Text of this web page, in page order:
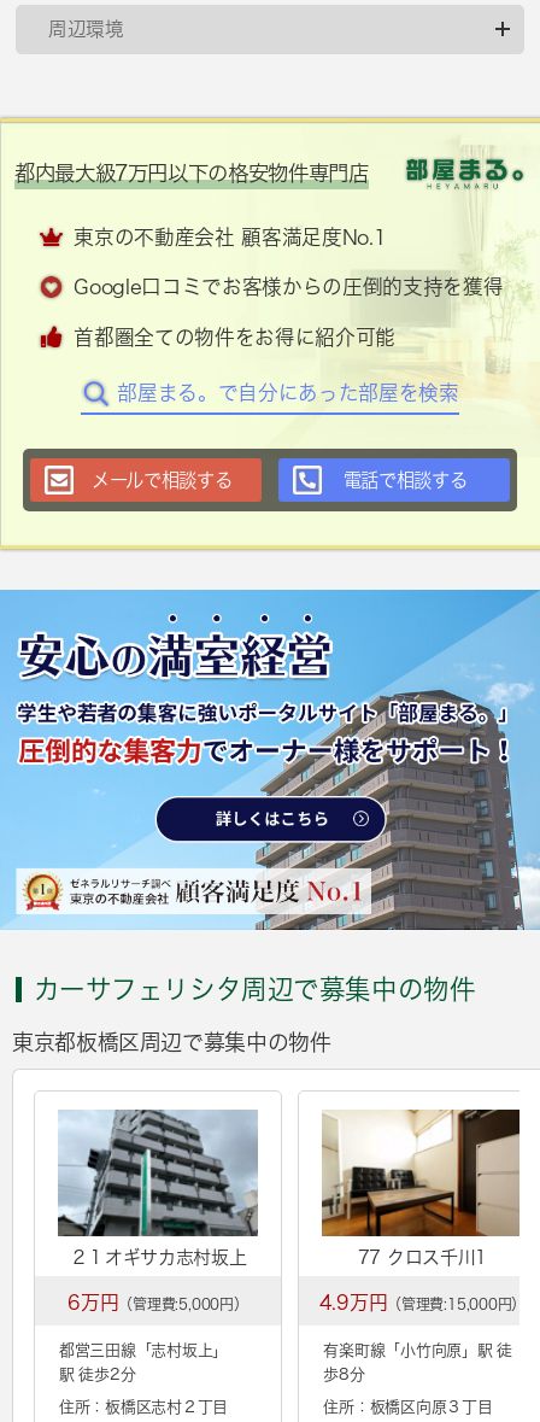
周辺環境
都内最大級7万円以下の格安物件専門店
東京の不動産会社 顧客満足度No.1
Google口コミでお客様からの圧倒的支持を獲得
首都圏全ての物件をお得に紹介可能
部屋まる。で自分にあった部屋を検索
メールで相談する 電話で相談する
カーサフェリシタ周辺で募集中の物件
東京都板橋区周辺で募集中の物件
２１オギサカ志村坂上
6万円 （管理費:5,000円）
都営三田線「 志村坂上 」
駅 徒歩2分
住所：板橋区志村２丁目
77 クロス千川1
4.9万円 （管理費:15,000円）
有楽町線「小竹向原 」駅 徒
歩8分
住所：板橋区向原３丁目